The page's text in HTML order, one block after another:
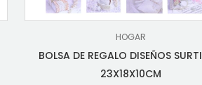
HOGAR
BOLSA DE REGALO DISEÑOS
23X18X10CM